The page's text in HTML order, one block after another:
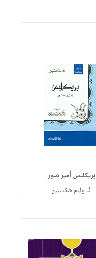
بريكليس أمير صور
لـ وليم شكسبير